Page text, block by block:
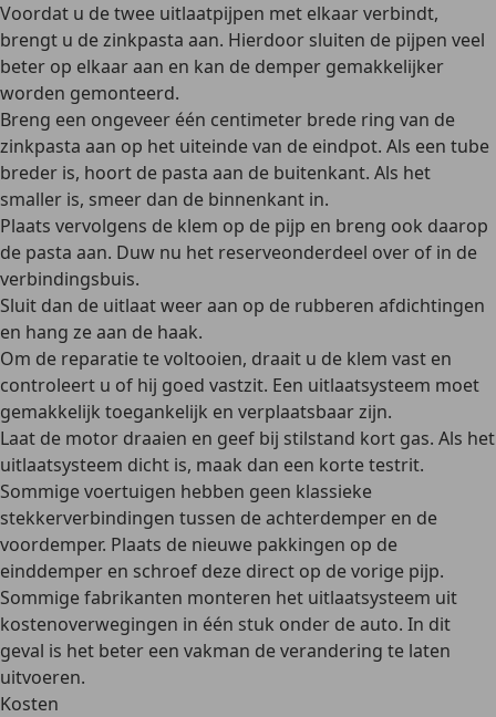
Voordat u de twee uitlaatpijpen met elkaar verbindt,
brengt u de zinkpasta aan. Hierdoor sluiten de pijpen veel
beter op elkaar aan en kan de demper gemakkelijker
worden gemonteerd.
Breng een ongeveer één centimeter brede ring van de
zinkpasta aan op het uiteinde van de eindpot. Als een tube
breder is, hoort de pasta aan de buitenkant. Als het
smaller is, smeer dan de binnenkant in.
Plaats vervolgens de klem op de pijp en breng ook daarop
de pasta aan. Duw nu het reserveonderdeel over of in de
verbindingsbuis.
Sluit dan de uitlaat weer aan op de rubberen afdichtingen
en hang ze aan de haak.
Om de reparatie te voltooien, draait u de klem vast en
controleert u of hij goed vastzit. Een uitlaatsysteem moet
gemakkelijk toegankelijk en verplaatsbaar zijn.
Laat de motor draaien en geef bij stilstand kort gas. Als het
uitlaatsysteem dicht is, maak dan een korte testrit.
Sommige voertuigen hebben geen klassieke
stekkerverbindingen tussen de achterdemper en de
voordemper. Plaats de nieuwe pakkingen op de
einddemper en schroef deze direct op de vorige pijp.
Sommige fabrikanten monteren het uitlaatsysteem uit
kostenoverwegingen in één stuk onder de auto. In dit
geval is het beter een vakman de verandering te laten
uitvoeren.
Kosten